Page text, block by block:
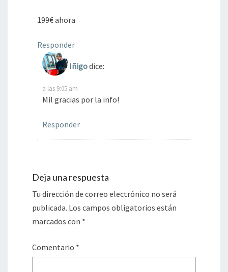
199€ ahora
Responder
Iñigodice:
a las 9:05 am
Mil gracias por la info!
Responder
Deja una respuesta
Tu dirección de correo electrónico no será
publicada. Los campos obligatorios están
marcados con *
Comentario *